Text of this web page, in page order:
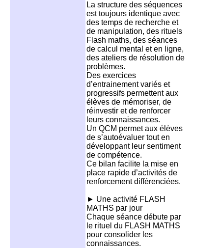
La structure des séquences
est toujours identique avec
des temps de recherche et
de manipulation, des rituels
Flash maths, des séances
de calcul mental et en ligne,
des ateliers de résolution de
problèmes.
Des exercices
d’entrainement variés et
progressifs permettent aux
élèves de mémoriser, de
réinvestir et de renforcer
leurs connaissances.
Un QCM permet aux élèves
de s’autoévaluer tout en
développant leur sentiment
de compétence.
Ce bilan facilite la mise en
place rapide d’activités de
renforcement différenciées.
► Une activité FLASH
MATHS par jour
Chaque séance débute par
le rituel du FLASH MATHS
pour consolider les
connaissances.